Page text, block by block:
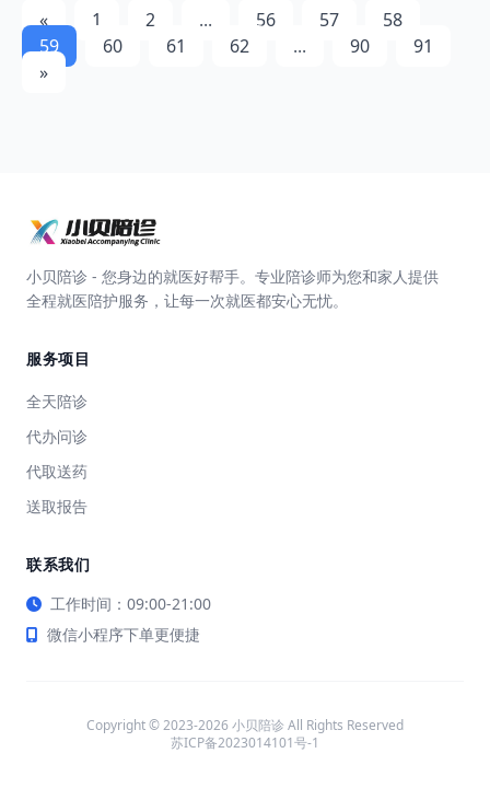
« 1 2 ... 56 57
58
59
60 61 62 ... 90
91
»
小贝陪诊 - 您身边的就医好帮手。专业陪诊师为您和家人提供
全程就医陪护服务，让每一次就医都安心无忧。
服务项目
全天陪诊
代办问诊
代取送药
送取报告
联系我们
工作时间：09:00-21:00
微信小程序下单更便捷
Copyright © 2023-2026 小贝陪诊 All Rights Reserved
苏ICP备2023014101号-1